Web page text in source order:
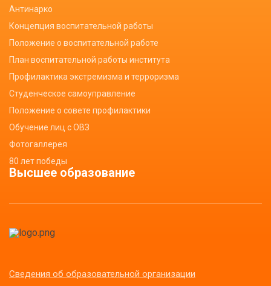
Антинарко
Концепция воспитательной работы
Положение о воспитательной работе
План воспитательной работы института
Профилактика экстремизма и терроризма
Студенческое самоуправление
Положение о совете профилактики
Обучение лиц с ОВЗ
Фотогаллерея
80 лет победы
Высшее образование
Сведения об образовательной организации